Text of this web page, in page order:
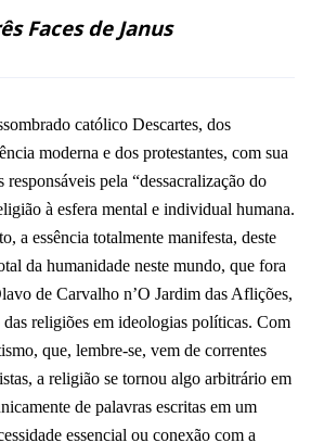
de Janus
católico Descartes, dos
moderna e dos protestantes, com sua
responsáveis pela “dessacralização do
à esfera mental e individual humana.
a essência totalmente manifesta, deste
da humanidade neste mundo, que fora
de Carvalho n’O Jardim das Aflições,
religiões em ideologias políticas. Com
que, lembre-se, vem de correntes
a religião se tornou algo arbitrário em
de palavras escritas em um
essencial ou conexão com a